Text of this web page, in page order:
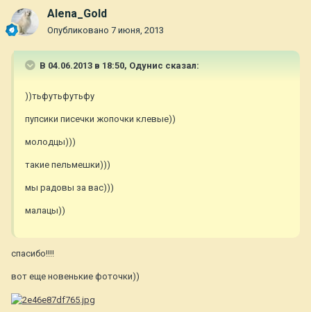
Alena_Gold
Опубликовано 7 июня, 2013
В 04.06.2013 в 18:50, Одунис сказал:
))тьфутьфутьфу
пупсики писечки жопочки клевые))
молодцы)))
такие пельмешки)))
мы радовы за вас)))
малацы))
спасибо!!!!
вот еще новенькие фоточки))